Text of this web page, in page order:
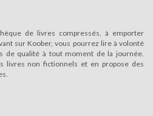
de livres compressés, à emporter
sur Koober, vous pourrez lire à volonté
de qualité à tout moment de la journée.
livres non fictionnels et en propose des